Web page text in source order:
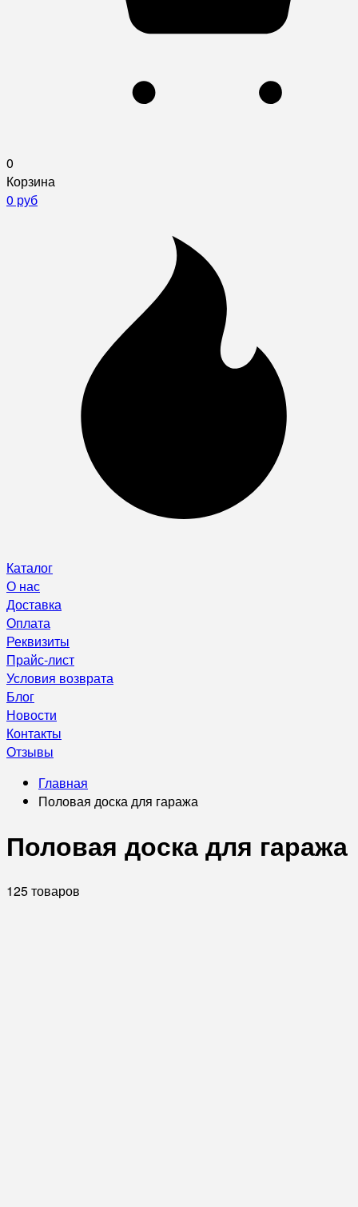
0
Корзина
0 руб
Каталог
О нас
Доставка
Оплата
Реквизиты
Прайс-лист
Условия возврата
Блог
Новости
Контакты
Отзывы
Главная
Половая доска для гаража
Половая доска для гаража
125 товаров